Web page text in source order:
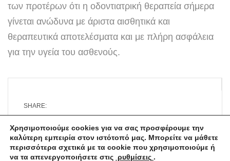
των προτέρων ότι η οδοντιατρική θεραπεία σήμερα
γίνεται ανώδυνα με άριστα αισθητικά και
θεραπευτικά αποτελέσματα και με πλήρη ασφάλεια
για την υγεία του ασθενούς.
SHARE:
Copyright © 2016 dental family care Λεωφόρος Ειρήνης 28 &
Χρησιμοποιούμε cookies για να σας προσφέρουμε την
καλύτερη εμπειρία στον ιστότοπό μας. Μπορείτε να μάθετε
περισσότερα σχετικά με τα cookie που χρησιμοποιούμε ή
να τα απενεργοποιήσετε στις
.